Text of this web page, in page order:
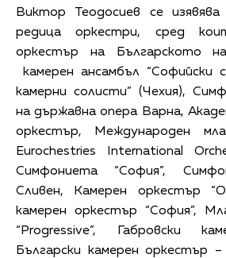
Виктор Теодосиев се
редица оркестри, сред
оркестър на Българското
камерен ансамбъл “Софийски
камерни солисти” (Чехия),
на държавна опера Варна,
оркестър, Международен
Eurochestries International
Симфониета “София”,
Сливен, Камерен оркестър
камерен оркестър “София”,
“Progressive”, Габровски
Български камерен оркестър